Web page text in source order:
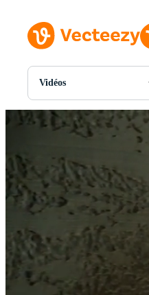
Vidéos
Toutes Images
Photos
PNGs
SVGs
Modèles
Vecteurs
Vidéos
Motion graphics
Images Éditoriales
Événements Éditoriaux